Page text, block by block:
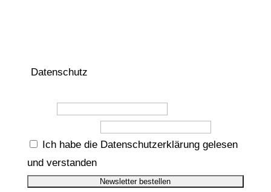
Datenschutz
Ich habe die Datenschutzerklärung gelesen
und verstanden